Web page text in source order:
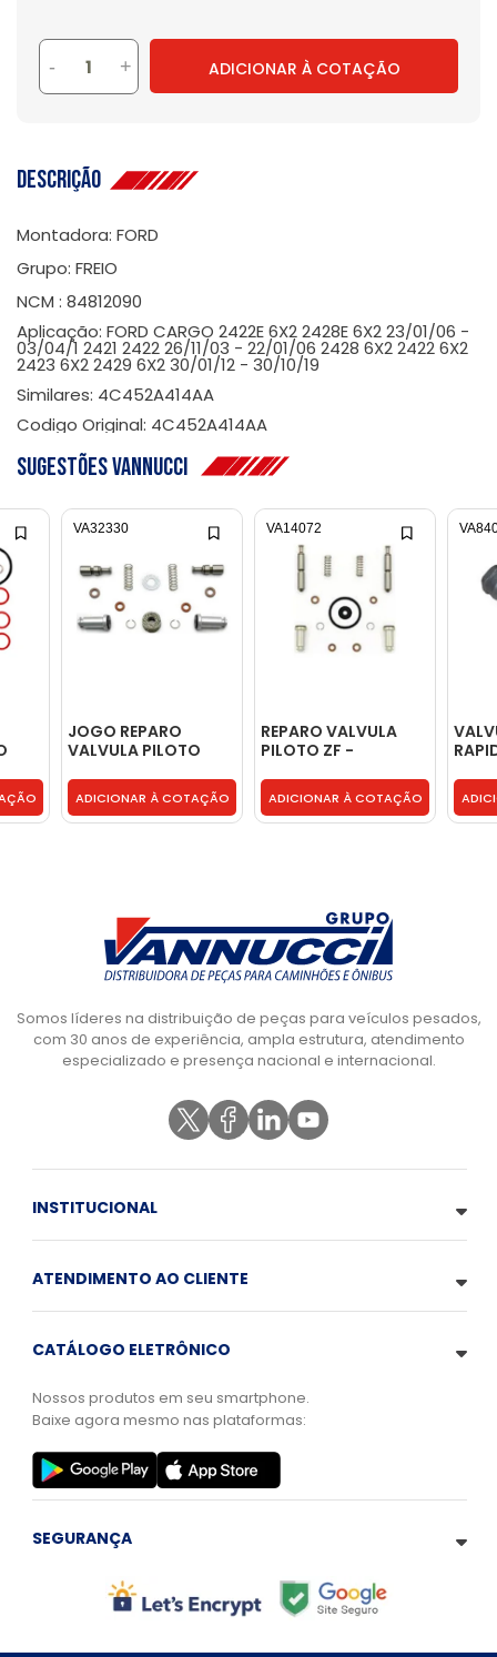
- + ADICIONAR À COTAÇÃO
Descrição
Montadora: FORD
Grupo: FREIO
NCM : 84812090
Aplicação: FORD CARGO 2422E 6X2 2428E 6X2 23/01/06 -
03/04/1 2421 2422 26/11/03 - 22/01/06 2428 6X2 2422 6X2
2423 6X2 2429 6X2 30/01/12 - 30/10/19
Similares: 4C452A414AA
Codigo Original: 4C452A414AA
Sugestões Vannucci
JOGO REPARO
VALVULA PILOTO
ZF - 6038202043
ADICIONAR À COTAÇÃO
VA32330
REPARO VALVULA
PILOTO ZF -
ADICIONAR À COTAÇÃO
VA14072
Somos líderes na distribuição de peças para veículos pesados,
com 30 anos de experiência, ampla estrutura, atendimento
especializado e presença nacional e internacional.
INSTITUCIONAL
ATENDIMENTO AO CLIENTE
CATÁLOGO ELETRÔNICO
Nossos produtos em seu smartphone.
Baixe agora mesmo nas plataformas:
SEGURANÇA